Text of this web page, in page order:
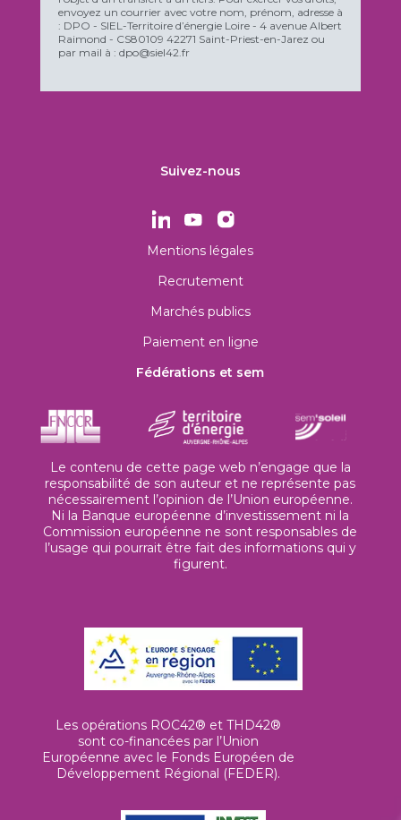
envoyez un courrier avec votre nom, prénom, adresse à
: DPO - SIEL-Territoire d’énergie Loire - 4 avenue Albert
Raimond - CS80109 42271 Saint-Priest-en-Jarez ou
par mail à : dpo@siel42.fr
Suivez-nous
Mentions légales
Recrutement
Marchés publics
Paiement en ligne
Fédérations et sem
Le contenu de cette page web n’engage que la
responsabilité de son auteur et ne représente pas
nécessairement l’opinion de l’Union européenne.
Ni la Banque européenne d’investissement ni la
Commission européenne ne sont responsables de
l’usage qui pourrait être fait des informations qui y
figurent.
Les opérations ROC42® et THD42®
sont co-financées par l’Union
Européenne avec le Fonds Européen de
Développement Régional (FEDER).